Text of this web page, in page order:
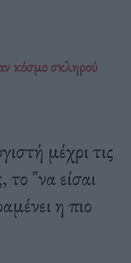
κόσμο σκληρού
μέχρι τις
το "να είσαι
η πιο